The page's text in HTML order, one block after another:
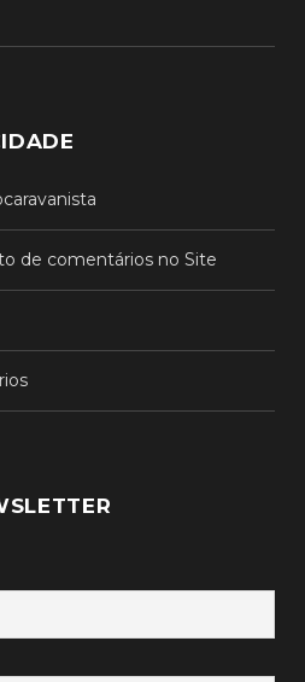
de comentários no Site